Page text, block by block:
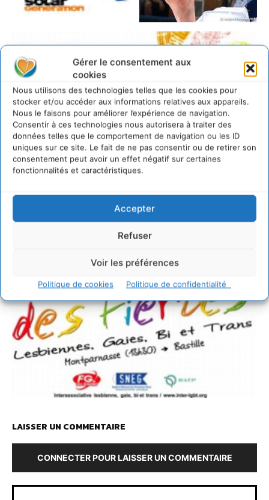
Gérer le consentement aux
cookies
Nous utilisons des technologies telles que les cookies pour
stocker et/ou accéder aux informations relatives aux appareils.
Nous le faisons pour améliorer l’expérience de navigation.
Consentir à ces technologies nous autorisera à traiter des
données telles que le comportement de navigation ou les ID
uniques sur ce site. Le fait de ne pas consentir ou de retirer son
consentement peut avoir un effet négatif sur certaines
fonctionnalités et caractéristiques.
Accepter
Refuser
Voir les préférences
Politique de cookies Politique de confidentialité
LAISSER UN COMMENTAIRE
CONNECTER POUR LAISSER UN COMMENTAIRE